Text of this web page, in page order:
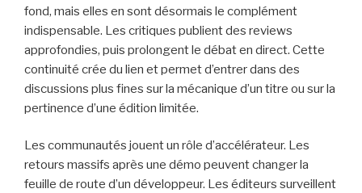
fond, mais elles en sont désormais le complément
indispensable. Les critiques publient des reviews
approfondies, puis prolongent le débat en direct. Cette
continuité crée du lien et permet d’entrer dans des
discussions plus fines sur la mécanique d’un titre ou sur la
pertinence d’une édition limitée.
Les communautés jouent un rôle d’accélérateur. Les
retours massifs après une démo peuvent changer la
feuille de route d’un développeur. Les éditeurs surveillent